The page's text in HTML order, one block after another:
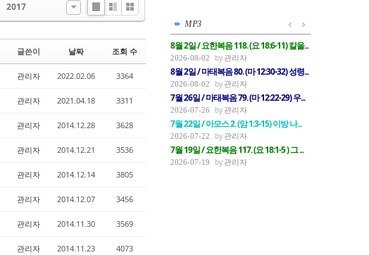
2017
ListZineGallery
글쓴이 날짜 조회 수
관리자 2022.02.06 3364
관리자 2021.04.18 3311
관리자 2014.12.28 3628
관리자 2014.12.21 3536
관리자 2014.12.14 3805
관리자 2014.12.07 3456
관리자 2014.11.30 3569
관리자 2014.11.23 4073
MP3
8월 2일 / 요한복음 118. (요 18:6-11) 칼을...
2026-08-02 관리자
8월 2일 / 마태복음 80. (마 12:30-32) 성령...
2026-08-02 관리자
7월 26일 / 마태복음 79. (마 12:22-29) 우...
2026-07-26 관리자
7월 22일 / 아모스 2. (암 1:3-15) 이방 나...
2026-07-22 관리자
7월 19일 / 요한복음 117. (요 18:1-5 ) 그 ...
2026-07-19 관리자